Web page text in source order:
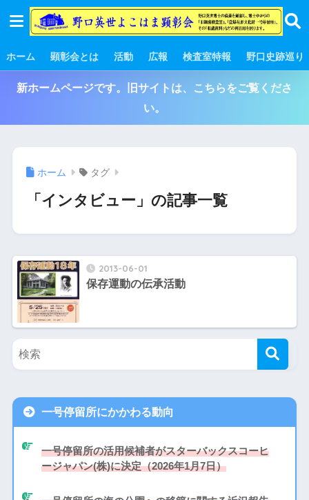
ホーム 顕彰会とは 活動 広報 検査室特報 野口史跡巡り
新ホームページです。旧サイトは、こちらをご覧くださ
い。
ホーム タグ
「インタビュー」の記事一覧
2013-06-01
保存運動の伝承活動
一号停留所にかかわる動向
一号停留所の活用候補者がスターバックスコーヒ
ージャパン(株)に決定（2026年1月7日）